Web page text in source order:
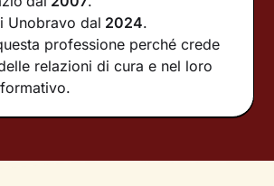
Unobravo dal 2024.
professione perché crede
relazioni di cura e nel loro